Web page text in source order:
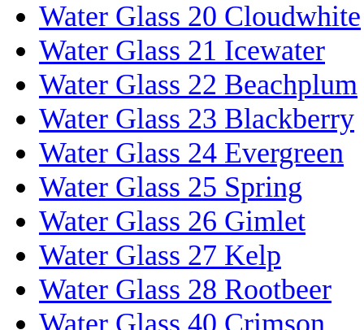
Water Glass 20 Cloudwhite
Water Glass 21 Icewater
Water Glass 22 Beachplum
Water Glass 23 Blackberry
Water Glass 24 Evergreen
Water Glass 25 Spring
Water Glass 26 Gimlet
Water Glass 27 Kelp
Water Glass 28 Rootbeer
Water Glass 40 Crimson